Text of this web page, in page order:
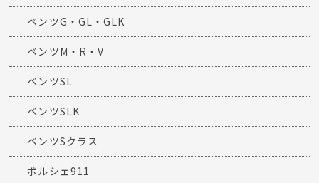
ベンツG・GL・GLK
ベンツM・R・V
ベンツSL
ベンツSLK
ベンツSクラス
ポルシェ911